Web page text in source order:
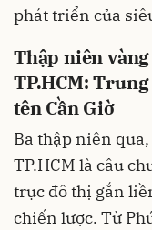
phát triển của
Thập niên
TP.HCM:
tên Cần Giờ
Ba thập niên
TP.HCM là câu
trục đô thị gắn
chiến lược. Từ